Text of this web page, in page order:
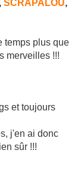
, SCRAPALOU,
temps plus que
merveilles !!!
et toujours
j'en ai donc
sûr !!!